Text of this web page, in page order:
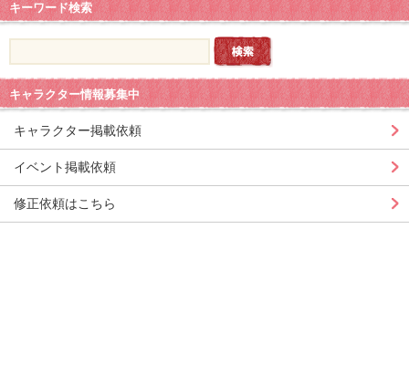
キーワード検索
キャラクター情報募集中
キャラクター掲載依頼
イベント掲載依頼
修正依頼はこちら